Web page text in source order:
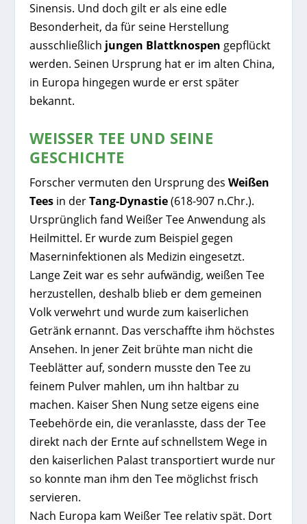
Sinensis. Und doch gilt er als eine edle
Besonderheit, da für seine Herstellung
ausschließlich jungen Blattknospen gepflückt
werden. Seinen Ursprung hat er im alten China,
in Europa hingegen wurde er erst später
bekannt.
WEISSER TEE UND SEINE G
ESCHICHTE
Forscher vermuten den Ursprung des Weißen
Teesin derTang-Dynastie(618-907 n.Chr.).
Ursprünglich fand Weißer Tee Anwendung als
Heilmittel. Er wurde zum Beispiel gegen
Maserninfektionen als Medizin eingesetzt.
Lange Zeit war es sehr aufwändig, weißen Tee
herzustellen, deshalb blieb er dem gemeinen
Volk verwehrt und wurde zum kaiserlichen
Getränk ernannt. Das verschaffte ihm höchstes
Ansehen. In jener Zeit brühte man nicht die
Teeblätter auf, sondern musste den Tee zu
feinem Pulver mahlen, um ihn haltbar zu
machen. Kaiser Shen Nung setze eigens eine
Teebehörde ein, die veranlasste, dass der Tee
direkt nach der Ernte auf schnellstem Wege in
den kaiserlichen Palast transportiert wurde nur
so konnte man ihm den Tee möglichst frisch
servieren.
Nach Europa kam Weißer Tee relativ spät. Dort